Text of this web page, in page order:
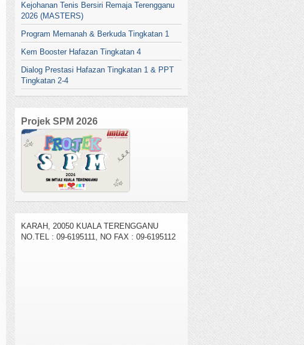
Kejohanan Tenis Bersiri Remaja Terengganu
2026 (MASTERS)
Program Memanah & Berkuda Tingkatan 1
Kem Booster Hafazan Tingkatan 4
Dialog Prestasi Hafazan Tingkatan 1 & PPT
Tingkatan 2-4
Projek SPM 2026